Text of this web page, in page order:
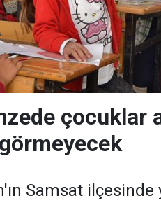
çocuklar
Samsat ilçesinde